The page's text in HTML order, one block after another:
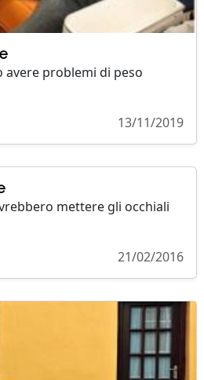
avere problemi di peso
13/11/2019
mettere gli occhiali
21/02/2016